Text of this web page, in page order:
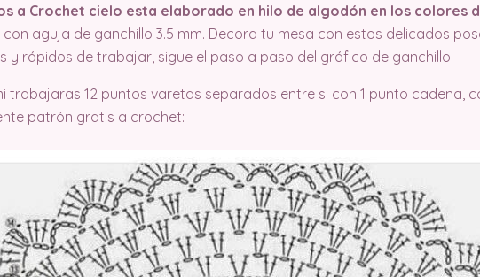
a Crochet cielo esta elaborado en hilo de algodón en los colores
aguja de ganchillo 3.5 mm. Decora tu mesa con estos delicados
y rápidos de trabajar, sigue el paso a paso del gráfico de ganchillo.
trabajaras 12 puntos varetas separados entre si con 1 punto cadena,
patrón gratis a crochet: